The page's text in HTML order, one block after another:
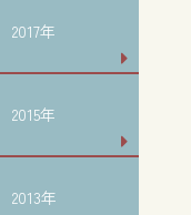
2017年
2015年
2013年